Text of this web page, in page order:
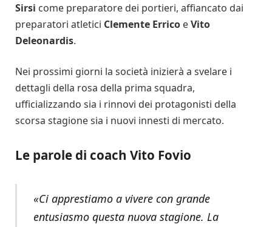
Sirsi come preparatore dei portieri, affiancato dai
preparatori atletici Clemente Errico eVito
Deleonardis.
Nei prossimi giorni la società inizierà a svelare i
dettagli della rosa della prima squadra,
ufficializzando sia i rinnovi dei protagonisti della
scorsa stagione sia i nuovi innesti di mercato.
Le parole di coach Vito Fovio
«Ci apprestiamo a vivere con grande
entusiasmo questa nuova stagione. La